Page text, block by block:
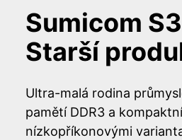
Sumicom
Starší
Ultra-malá rodina
pamětí DDR3 a
nízkopříkonovými